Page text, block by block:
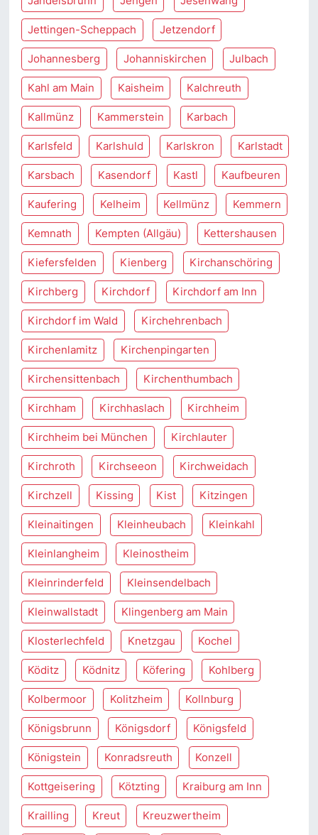
Jettingen-Scheppach Jetzendorf
Johannesberg Johanniskirchen Julbach
Kahl am Main Kaisheim Kalchreuth
Kallmünz Kammerstein Karbach
Karlsfeld Karlshuld Karlskron Karlstadt
Karsbach Kasendorf Kastl Kaufbeuren
Kaufering Kelheim Kellmünz Kemmern
Kemnath Kempten (Allgäu) Kettershausen
Kiefersfelden Kienberg Kirchanschöring
Kirchberg Kirchdorf Kirchdorf am Inn
Kirchdorf im Wald Kirchehrenbach
Kirchenlamitz Kirchenpingarten
Kirchensittenbach Kirchenthumbach
Kirchham Kirchhaslach Kirchheim
Kirchheim bei München Kirchlauter
Kirchroth Kirchseeon Kirchweidach
Kirchzell Kissing Kist Kitzingen
Kleinaitingen Kleinheubach Kleinkahl
Kleinlangheim Kleinostheim
Kleinrinderfeld Kleinsendelbach
Kleinwallstadt Klingenberg am Main
Klosterlechfeld Knetzgau Kochel
Köditz Ködnitz Köfering Kohlberg
Kolbermoor Kolitzheim Kollnburg
Königsbrunn Königsdorf Königsfeld
Königstein Konradsreuth Konzell
Kottgeisering Kötzting Kraiburg am Inn
Krailling Kreut Kreuzwertheim